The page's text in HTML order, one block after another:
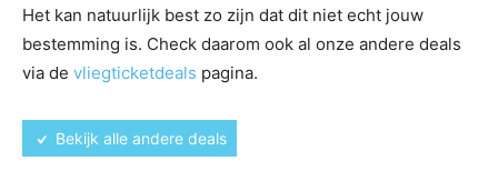
Het kan natuurlijk best zo zijn dat dit niet echt jouw
bestemming is. Check daarom ook al onze andere deals
via de vliegticketdeals pagina.
Bekijk alle andere deals